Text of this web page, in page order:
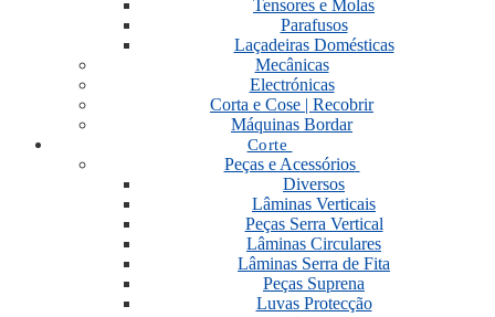
Tensores e Molas
Parafusos
Laçadeiras Domésticas
Mecânicas
Electrónicas
Corta e Cose | Recobrir
Máquinas Bordar
Corte
Peças e Acessórios
Diversos
Lâminas Verticais
Peças Serra Vertical
Lâminas Circulares
Lâminas Serra de Fita
Peças Suprena
Luvas Protecção